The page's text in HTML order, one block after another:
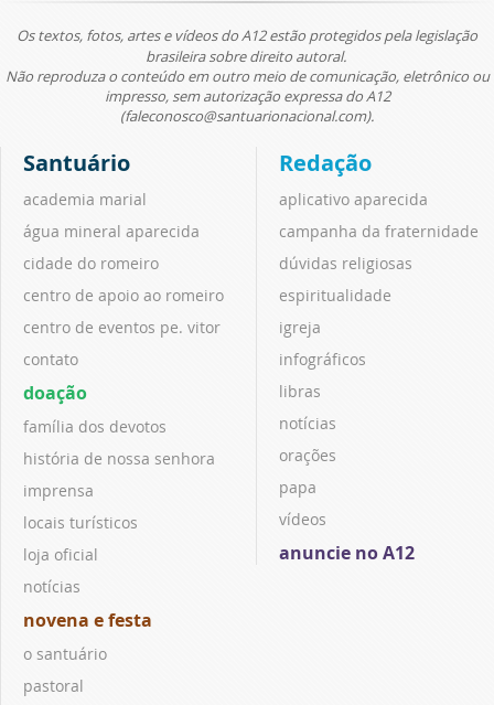
Os textos, fotos, artes e vídeos do A12 estão protegidos pela legislação
brasileira sobre direito autoral.
Não reproduza o conteúdo em outro meio de comunicação, eletrônico ou
impresso, sem autorização expressa do A12
(faleconosco@santuarionacional.com).
Santuário
academia marial
água mineral aparecida
cidade do romeiro
centro de apoio ao romeiro
centro de eventos pe. vitor
contato
doação
família dos devotos
história de nossa senhora
imprensa
locais turísticos
loja oficial
notícias
novena e festa
o santuário
pastoral
Redação
aplicativo aparecida
campanha da fraternidade
dúvidas religiosas
espiritualidade
igreja
infográficos
libras
notícias
orações
papa
vídeos
anuncie no A12